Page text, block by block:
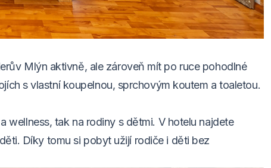
Mlýn aktivně, ale zároveň mít po ruce pohodlné
s vlastní koupelnou, sprchovým koutem a toaletou.
wellness, tak na rodiny s dětmi. V hotelu najdete
Díky tomu si pobyt užijí rodiče i děti bez